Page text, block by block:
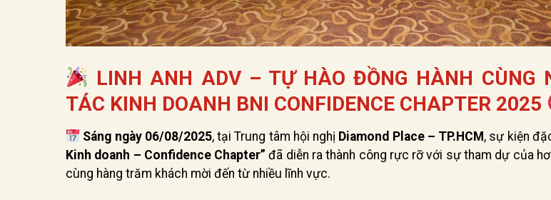
LINH ANH ADV – TỰ HÀO ĐỒNG HÀNH CÙNG
TÁC KINH DOANH BNI CONFIDENCE CHAPTER 2025
Sáng ngày 06/08/2025, tại Trung tâm hội nghị Diamond Place – TP.HCM, sự kiện
Kinh doanh – Confidence Chapter” đã diễn ra thành công rực rỡ với sự tham dự của
cùng hàng trăm khách mời đến từ nhiều lĩnh vực.